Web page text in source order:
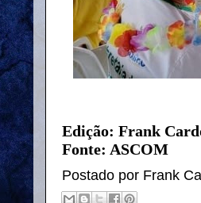
Edição: Frank
Fonte: ASCOM
Postado por Frank